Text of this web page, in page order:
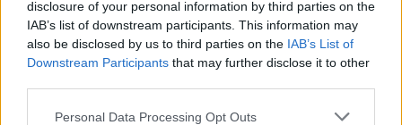
disclosure of your personal information by third parties on the
IAB’s list of downstream participants. This information may
also be disclosed by us to third parties on the IAB’s List of
Downstream Participants that may further disclose it to other
Please note that this website/app uses one or more Google
Personal Data Processing Opt Outs
o
o
k
r st A
p
p
Prossimo articolo